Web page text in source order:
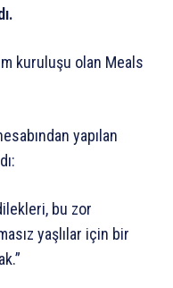
kuruluşu olan Meals
yapılan
bu zor
yaşlılar için bir